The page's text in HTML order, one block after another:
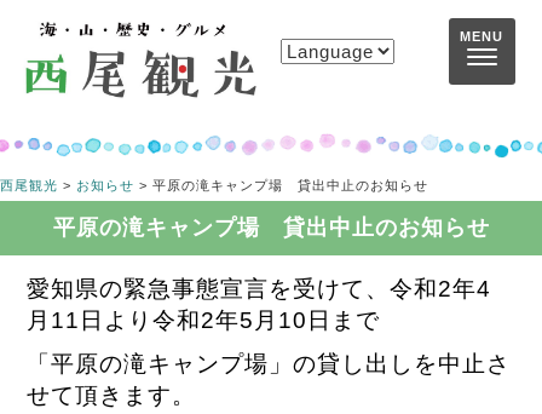
コンテンツへスキップ
西尾観光 > お知らせ > 平原の滝キャンプ場 貸出中止のお知らせ
平原の滝キャンプ場 貸出中止のお知らせ
愛知県の緊急事態宣言を受けて、令和2年4
月11日より令和2年5月10日まで
「平原の滝キャンプ場 」の貸し出しを中止さ
せて頂きます。
MENU